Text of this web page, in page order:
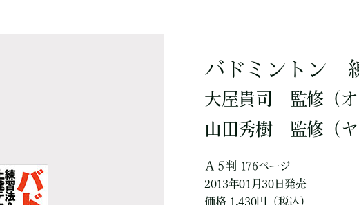
バドミントン
大屋貴司 監修 （
山田秀樹
監修 （
Ａ５判 176ページ
2013年01月30日発売
価格 1,430円（税込）